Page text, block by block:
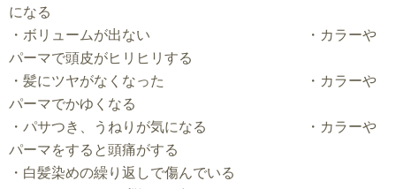
になる
・ボリュームが出ない ・カラーや
パーマで頭皮がヒリヒリする
・髪にツヤがなくなった ・カラーや
パーマでかゆくなる
・パサつき、うねりが気になる ・カラーや
パーマをすると頭痛がする
・白髪染めの繰り返しで傷んでいる